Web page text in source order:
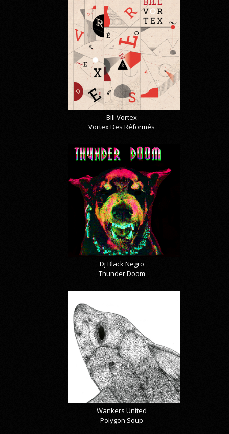
Bill Vortex
Vortex Des Réformés
Dj Black Negro
Thunder Doom
Wankers United
Polygon Soup